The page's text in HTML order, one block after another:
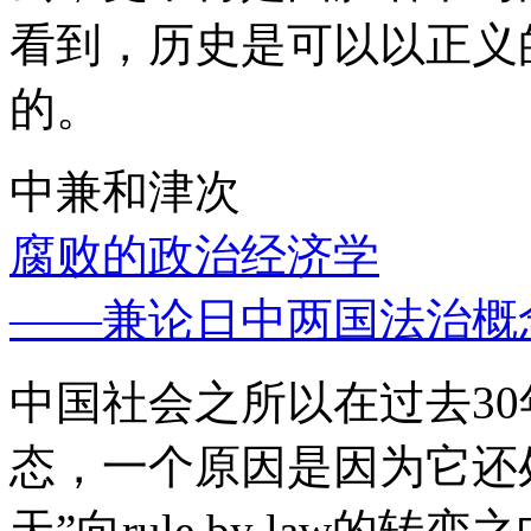
看到，历史是可以以正
的。
中兼和津次
腐败的政治经济学
——兼论日中两国法治概
中国社会之所以在过去
态，一个原因是因为它